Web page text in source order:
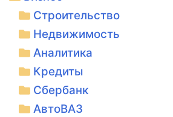
Строительство
Недвижимость
Аналитика
Кредиты
Сбербанк
АвтоВАЗ